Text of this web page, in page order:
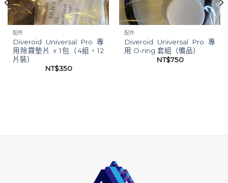
配件
Diveroid Universal Pro 專
用除霧墊片 x 1包（4組，12
片裝）
NT$350
配件
Diveroid Universal Pro 專
用 O-ring 套組（備品）
NT$750